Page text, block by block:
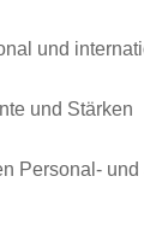
und
und Stärken
Personal-